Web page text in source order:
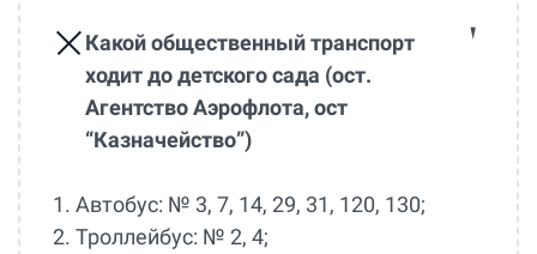
Какой общественный транспорт
ходит до детского сада (ост.
Агентство Аэрофлота, ост
“Казначейство”)
1. Автобус: № 3, 7, 14, 29, 31, 120, 130;
2. Троллейбус: № 2, 4;